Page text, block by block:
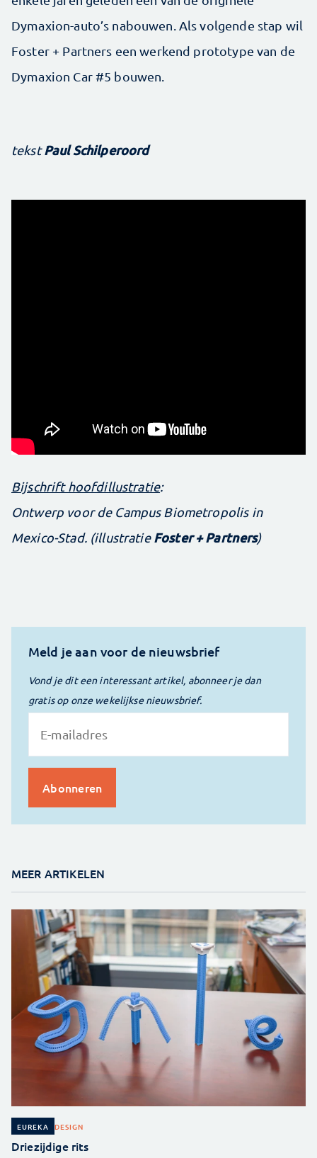
Dymaxion-auto’s na­­bouwen. Als volgende stap wil
Foster + Partners een werkend prototype van de
Dymaxion Car #5 bouwen.
tekstPaul Schilperoord
Bijschrift hoofdillustratie:
Ontwerp voor de Campus Biometropolis in
Mexico-Stad. (illustratieFoster + Partners)
Meld je aan voor de nieuwsbrief
Vond je dit een interessant artikel, abonneer je dan
gratis op onze wekelijkse nieuwsbrief.
MEER ARTIKELEN
EUREKA DESIGN
Driezijdige rits